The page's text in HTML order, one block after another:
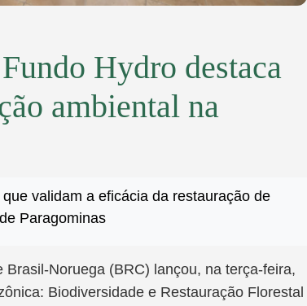
Hydro destaca
ambiental na
validam a eficácia da restauração de
Paragominas
Noruega (BRC) lançou, na terça-feira,
Biodiversidade e Restauração Florestal